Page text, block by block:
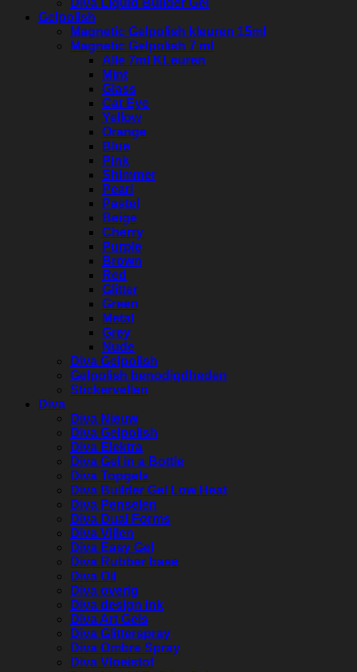
Diva Liquid Builder Gel
Gelpolish
Magnetic Gelpolish kleuren 15ml
Magnetic Gelpolish 7 ml
Alle 7ml KLeuren
Mint
Glass
Cat Eye
Yellow
Orange
Blue
Pink
Shimmer
Pearl
Pastel
Beige
Cherry
Purple
Brown
Red
Glitter
Green
Metal
Grey
Nude
Diva Gelpolish
Gelpolish benodigdheden
Stickervellen
Diva
Diva Nieuw
Diva Gelpolish
Diva Elektra
Diva Gel in a Bottle
Diva Topgels
Diva Builder Gel Low Heat
Diva Penselen
Diva Dual Forms
Diva Vijlen
Diva Easy Gel
Diva Rubber base
Diva Oil
Diva overig
Diva design ink
Diva Art Gels
Diva Glitterspray
Diva Ombre Spray
Diva Vloeistof